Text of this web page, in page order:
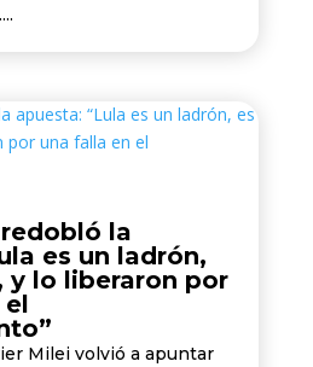
la
es un ladrón,
y lo liberaron por
el
Milei volvió a apuntar